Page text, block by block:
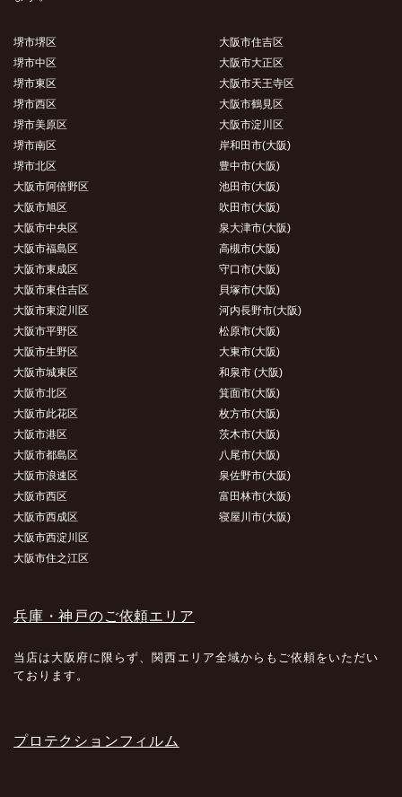
堺市堺区
堺市中区
堺市東区
堺市西区
堺市美原区
堺市南区
堺市北区
大阪市阿倍野区
大阪市旭区
大阪市中央区
大阪市福島区
大阪市東成区
大阪市東住吉区
大阪市東淀川区
大阪市平野区
大阪市生野区
大阪市城東区
大阪市北区
大阪市此花区
大阪市港区
大阪市都島区
大阪市浪速区
大阪市西区
大阪市西成区
大阪市西淀川区
大阪市住之江区
大阪市住吉区
大阪市大正区
大阪市天王寺区
大阪市鶴見区
大阪市淀川区
岸和田市(大阪)
豊中市(大阪)
池田市(大阪)
吹田市(大阪)
泉大津市(大阪)
高槻市(大阪)
守口市(大阪)
貝塚市(大阪)
河内長野市(大阪)
松原市(大阪)
大東市(大阪)
和泉市 (大阪)
箕面市(大阪)
枚方市(大阪)
茨木市(大阪)
八尾市(大阪)
泉佐野市(大阪)
富田林市(大阪)
寝屋川市(大阪)
兵庫・神戸のご依頼エリア
当店は大阪府に限らず、関西エリア全域からもご依頼をいただい
ております。
プロテクションフィルム